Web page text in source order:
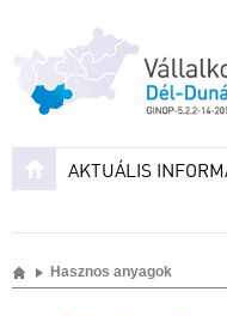
AKTUÁLIS
Hasznos anyagok